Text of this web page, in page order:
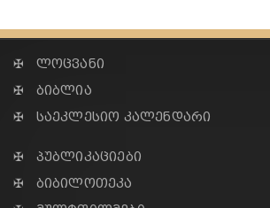
✠ ლოცვანი
✠ ბიბლია
✠ საეკლესიო კალენდარი
✠ პუბლიკაციები
✠ ბიბილოთეკა